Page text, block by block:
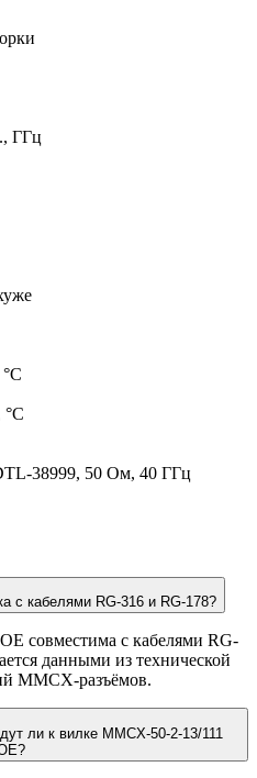
ГГц
°C
38999, 50 Ом, 40 ГГц
с кабелями RG-316 и RG-178?
совместима с кабелями RG-
данными из технической
MMCX-разъёмов.